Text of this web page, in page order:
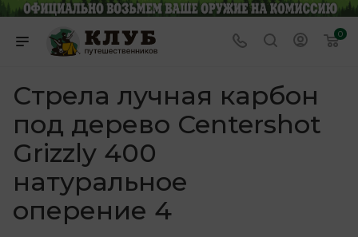
0
Стрела лучная карбон
под дерево Centershot
Grizzly 400
натуральное
оперение 4